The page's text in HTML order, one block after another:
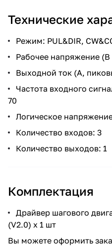
Технические
Режим: PUL&DIR,
Рабочее напряжение (В
Выходной ток (А,
Частота входного
70
Логическое
Количество входов: 3
Количество выходов: 1
Комплектация
Драйвер шагового
(V2.0) x 1 шт
Вы можете оформить